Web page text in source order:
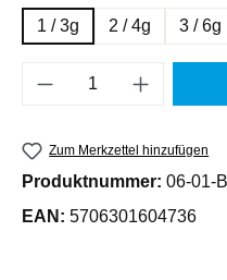
1 / 3g 2 / 4g 3 / 6g
Produkt Anzahl:
Zum Merkzettel hinzufügen
Produktnummer: 06-01-
EAN: 5706301604736